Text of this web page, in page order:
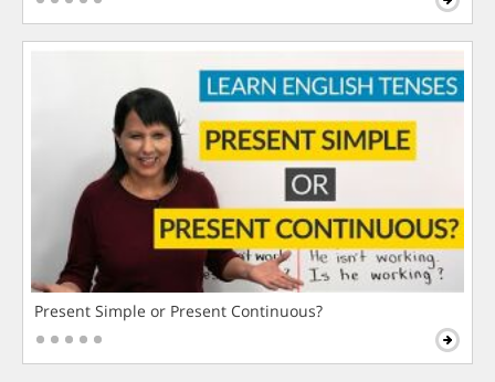
Present Simple or Present Continuous?